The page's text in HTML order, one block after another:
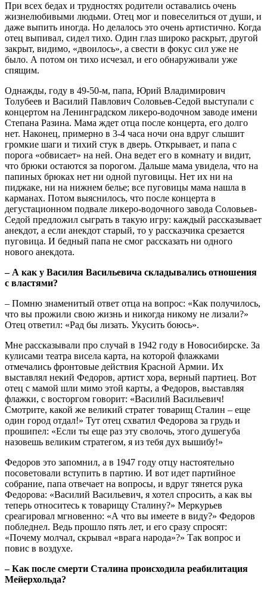
При всех бедах и трудностях родители оставались очень
жизнелюбивыми людьми. Отец мог и повеселиться от души, и
даже выпить иногда. Но делалось это очень артистично. Когда
отец выпивал, сидел тихо. Один глаз широко раскрыт, другой
закрыт, видимо, «двоилось», а свести в фокус сил уже не
было. А потом он тихо исчезал, и его обнаруживали уже
спящим.
Однажды, году в 49-50-м, папа, Юрий Владимирович
Толубеев и Василий Павлович Соловьев-Седой выступали с
концертом на Ленинградском ликеро-водочном заводе имени
Степана Разина. Мама ждет отца после концерта, его долго
нет. Наконец, примерно в 3-4 часа ночи она вдруг слышит
громкие шаги и тихий стук в дверь. Открывает, и папа с
порога «обвисает» на ней. Она ведет его в комнату и видит,
что брюки остаются за порогом. Дальше мама увидела, что на
папиных брюках нет ни одной пуговицы. Нет их ни на
пиджаке, ни на нижнем белье; все пуговицы мама нашла в
карманах. Потом выяснилось, что после концерта в
дегустационном подвале ликеро-водочного завода Соловьев-
Седой предложил сыграть в такую игру: каждый рассказывает
анекдот, а если анекдот старый, то у рассказчика срезается
пуговица. И бедный папа не смог рассказать ни одного
нового анекдота.
– А как у Василия Васильевича складывались отношения
с властями?
– Помню знаменитый ответ отца на вопрос: «Как получилось,
что вы прожили свою жизнь и никогда никому не лизали?»
Отец ответил: «Рад бы лизать. Укусить боюсь».
Мне рассказывали про случай в 1942 году в Новосибирске. За
кулисами театра висела карта, на которой флажками
отмечались фронтовые действия Красной Армии. Их
выставлял некий Федоров, артист хора, верный партиец. Вот
отец с мамой шли мимо этой карты, а Федоров, выставляя
флажки, с восторгом говорит: «Василий Васильевич!
Смотрите, какой же великий стратег товарищ Сталин – еще
один город отдал!» Тут отец схватил Федорова за грудь и
прошипел: «Если ты еще раз эту сволочь, этого душегуба
назовешь великим стратегом, я из тебя дух вышибу!»
Федоров это запомнил, а в 1947 году отцу настоятельно
посоветовали вступить в партию. И вот идет партийное
собрание, папа отвечает на вопросы, и вдруг тянется рука
Федорова: «Василий Васильевич, я хотел спросить, а как вы
теперь относитесь к товарищу Сталину?» Меркурьев
среагировал мгновенно: «А что вы имеете в виду?» Федоров
побледнел. Ведь прошло пять лет, и его сразу спросят:
«Почему молчал, скрывал «врага народа»?» Так вопрос и
повис в воздухе.
– Как после смерти Сталина происходила реабилитация
Мейерхольда?